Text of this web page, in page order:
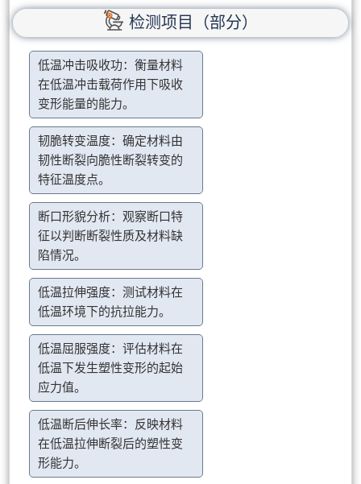
检测项目（部分）
低温冲击吸收功：衡量材料
在低温冲击载荷作用下吸收
变形能量的能力。
韧脆转变温度：确定材料由
韧性断裂向脆性断裂转变的
特征温度点。
断口形貌分析：观察断口特
征以判断断裂性质及材料缺
陷情况。
低温拉伸强度：测试材料在
低温环境下的抗拉能力。
低温屈服强度：评估材料在
低温下发生塑性变形的起始
应力值。
低温断后伸长率：反映材料
在低温拉伸断裂后的塑性变
形能力。